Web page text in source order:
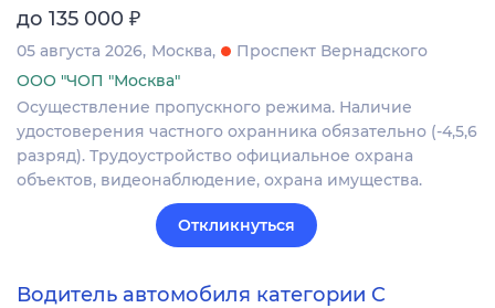
до 135 000 ₽
05 августа 2026 Москва
Проспект Вернадского
ООО "ЧОП "Москва"
Осуществление пропускного режима. Наличие
удостоверения частного охранника обязательно (-4,5,6
разряд). Трудоустройство официальное охрана
объектов, видеонаблюдение, охрана имущества.
Откликнуться
Водитель автомобиля категории C